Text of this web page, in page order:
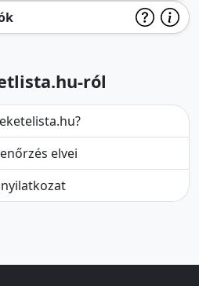
ról
elvei